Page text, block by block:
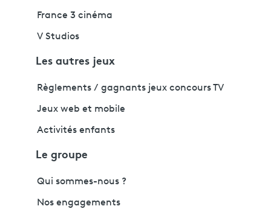
France 3 cinéma
V Studios
Les autres jeux
Règlements / gagnants jeux concours TV
Jeux web et mobile
Activités enfants
Le groupe
Qui sommes-nous ?
Nos engagements